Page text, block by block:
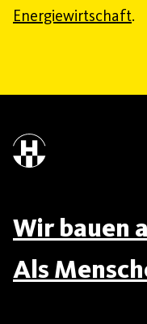
Energiewirtschaft.
Wir bauen
Als